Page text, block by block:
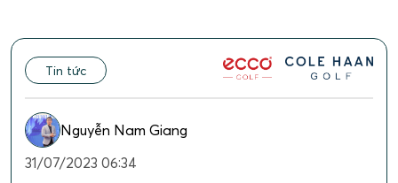
Tin tức
Nguyễn Nam Giang
31/07/2023 06:34